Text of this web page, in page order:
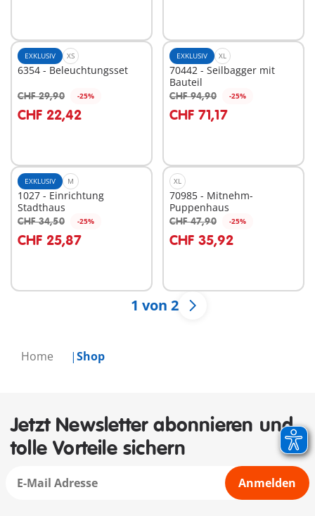
Home Shop
EXKLUSIV XS
6354 - Beleuchtungsset
CHF 29,90 -25%
CHF 22,42
In den Warenkorb
EXKLUSIV XL
70442 - Seilbagger mit
Bauteil
CHF 94,90 -25%
CHF 71,17
In den Warenkorb
EXKLUSIV M
1027 - Einrichtung
Stadthaus
CHF 34,50 -25%
CHF 25,87
In den Warenkorb
XL
70985 - Mitnehm-
Puppenhaus
CHF 47,90 -25%
CHF 35,92
In den Warenkorb
1 von 2
Jetzt Newsletter abonnieren und
tolle Vorteile sichern
Anmelden